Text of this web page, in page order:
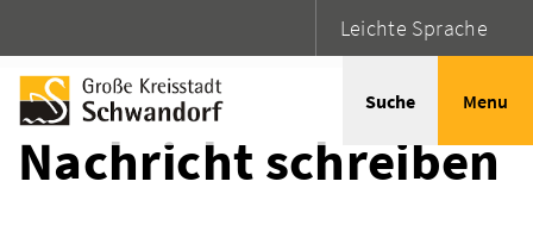
Leichte Sprache
Suche Menu
Nachricht schreiben